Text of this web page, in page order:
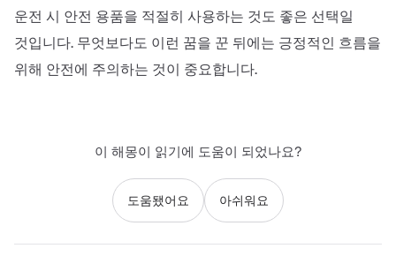
운전 시 안전 용품을 적절히 사용하는 것도 좋은 선택일
것입니다. 무엇보다도 이런 꿈을 꾼 뒤에는 긍정적인 흐름을
위해 안전에 주의하는 것이 중요합니다.
이 해몽이 읽기에 도움이 되었나요?
도움됐어요 아쉬워요